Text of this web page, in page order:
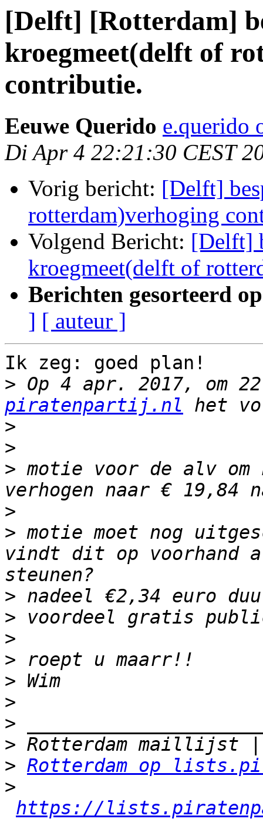
[Delft] [Rotterdam]
kroegmeet(delft of
contributie.
Eeuwe Querido e.querido
Di Apr 4 22:21:30 CEST
Vorig bericht: [Delft]
rotterdam)verhoging
Volgend Bericht: [Delft]
kroegmeet(delft of
Berichten gesorteerd
] [ auteur ]
Ik zeg: goed plan!
> Op 4 apr. 2017, om
piratenpartij.nl
>
>
> motie voor de alv om
>
> motie moet nog
vindt dit op voorhand
>
>
>
>
>
>
>
>
> Rotterdam op
>
https://